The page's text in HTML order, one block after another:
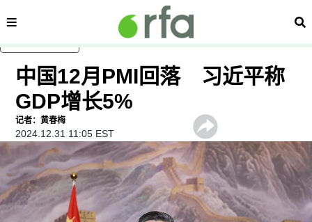
内容分类 搜
中国12月PMI回落 习近平称
GDP增长5%
记者：黄春梅
2024.12.31 11:05 EST